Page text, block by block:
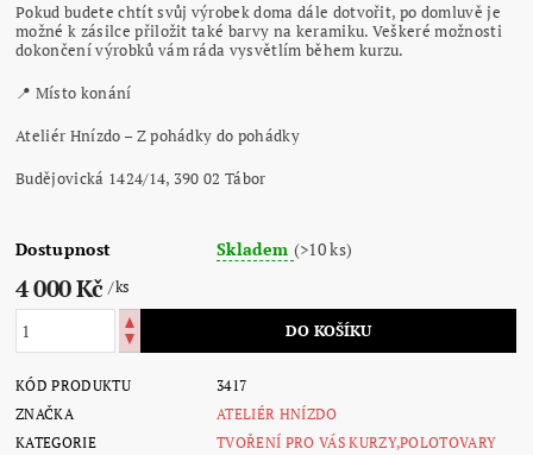
Pokud budete chtít svůj výrobek doma dále dotvořit, po domluvě je
možné k zásilce přiložit také barvy na keramiku. Veškeré možnosti
dokončení výrobků vám ráda vysvětlím během kurzu.
📍 Místo konání
Ateliér Hnízdo – Z pohádky do pohádky
Budějovická 1424/14, 390 02 Tábor
Dostupnost Skladem (>10 ks)
4 000 Kč/ ks
KÓD PRODUKTU
3417
ZNAČKA
ATELIÉR HNÍZDO
KATEGORIE
TVOŘENÍ PRO VÁS KURZY,POLOTOVARY